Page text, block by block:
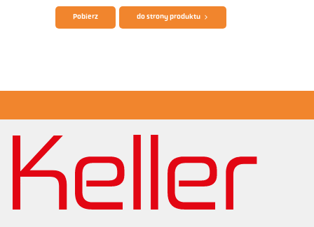
Raport techniczny Optical temperature
Rysunek wymiarowy PK 11-K002
Pobierz do strony produktu